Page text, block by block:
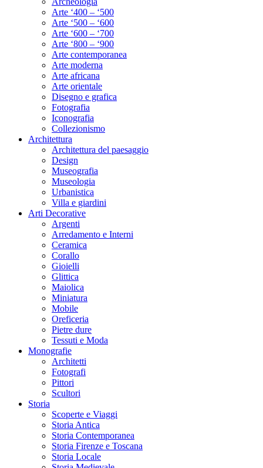
Arte ‘400 – ‘500
Arte ‘500 – ‘600
Arte ‘600 – ‘700
Arte ‘800 – ‘900
Arte contemporanea
Arte moderna
Arte africana
Arte orientale
Disegno e grafica
Fotografia
Iconografia
Collezionismo
Architettura
Architettura del paesaggio
Design
Museografia
Museologia
Urbanistica
Villa e giardini
Arti Decorative
Argenti
Arredamento e Interni
Ceramica
Corallo
Gioielli
Glittica
Maiolica
Miniatura
Mobile
Oreficeria
Pietre dure
Tessuti e Moda
Monografie
Architetti
Fotografi
Pittori
Scultori
Storia
Scoperte e Viaggi
Storia Antica
Storia Contemporanea
Storia Firenze e Toscana
Storia Locale